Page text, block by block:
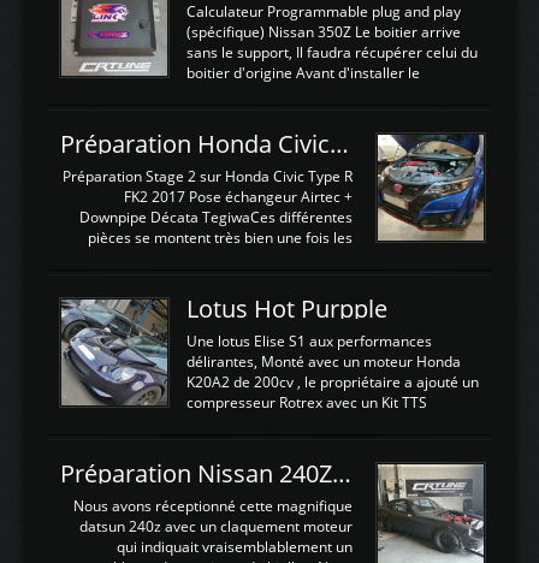
Calculateur Programmable plug and play
(spécifique) Nissan 350Z Le boitier arrive
sans le support, Il faudra récupérer celui du
boitier d'origine Avant d'installer le
d'envoyer l'information de la large bande
dans le boitier. sydney sweeney deepfake
La sortie 0-5V de l'afr sera connectée sur
l'entrée AN Volt 8 et GndAN pour
Analogique, et Volt car l'information est une
tension (Pas une résistance variable d'un
est temps de brancher le ...
Préparation Honda Civic Type R FK2
Préparation Stage 2 sur Honda Civic Type R
FK2 2017 Pose échangeur Airtec +
Downpipe Décata TegiwaCes différentes
pièces se montent très bien une fois les
légere découpe du plastique inferieur,
negénant en rien la structure ou le
fonctionnement du fond plat. Une
reprogrammation Stage 2 est faite sur le
calculateur d'origine. Une alternative
économique au passage sur Hondata
d'origine 310cv et 400Nn , Une fois
reprogrammé et les ...
Lotus Hot Purpple
Une lotus Elise S1 aux performances
délirantes, Monté avec un moteur Honda
K20A2 de 200cv , le propriétaire a ajouté un
compresseur Rotrex avec un Kit TTS
d'augmenter la puissance de son moteur:
un watercooler a été ajouté. 300Cv sans
échangeurLa lotus équipée d'un Hondata
Kpro et d'une large bande pour le réglage
Avantages et inconvénients d'un
Préparation Nissan 240Z SR20DET
Nous avons réceptionné cette magnifique
datsun 240z avec un claquement moteur
qui indiquait vraisemblablement un